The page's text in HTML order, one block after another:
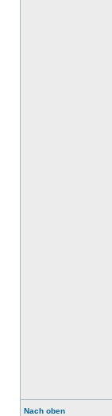
Nach oben